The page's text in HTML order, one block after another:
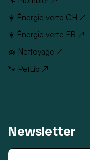
☀️ Énergie verte CH ↗
☀️ Énergie verte FR ↗
🧽 Nettoyage ↗
🐾 PetLib ↗
Newsletter